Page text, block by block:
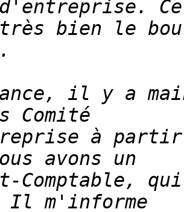
bien le
il y a
à partir
Comptable,